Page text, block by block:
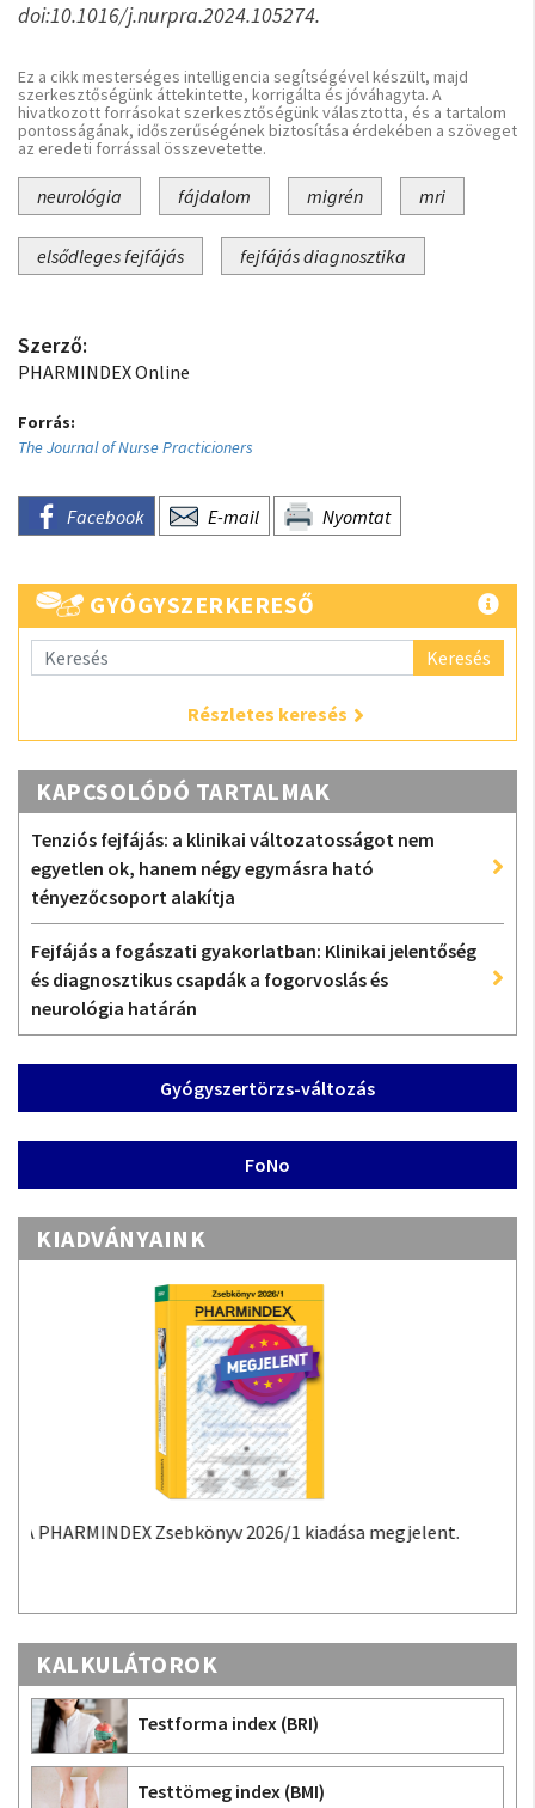
doi:10.1016/j.nurpra.2024.105274.
Ez a cikk mesterséges intelligencia segítségével készült, majd
szerkesztőségünk áttekintette, korrigálta és jóváhagyta. A
hivatkozott forrásokat szerkesztőségünk választotta, és a tartalom
pontosságának, időszerűségének biztosítása érdekében a szöveget
az eredeti forrással összevetette.
neurológia fájdalom migrén mri
elsődleges fejfájás fejfájás diagnosztika
Szerző:
PHARMINDEX Online
Forrás:
The Journal of Nurse Practicioners
Facebook E-mail Nyomtat
GYÓGYSZERKERESŐ
Keresés
Részletes keresés
KAPCSOLÓDÓ TARTALMAK
Tenziós fejfájás: a klinikai változatosságot nem
egyetlen ok, hanem négy egymásra ható
tényezőcsoport alakítja
Fejfájás a fogászati ​​gyakorlatban: Klinikai jelentőség
és diagnosztikus csapdák a fogorvoslás és
neurológia határán
Gyógyszertörzs-változás
FoNo
KIADVÁNYAINK
A PHARMINDEX Mobil alkalmazás a PHARMINDEX
KALKULÁTOROK
Testforma index (BRI)
Testtömeg index (BMI)